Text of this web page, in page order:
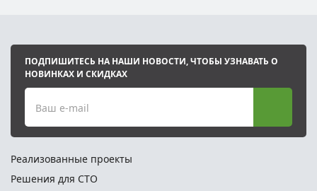
ПОДПИШИТЕСЬ НА НАШИ НОВОСТИ, ЧТОБЫ УЗНАВАТЬ О
НОВИНКАХ И СКИДКАХ
Ваш e-mail
Реализованные проекты
Решения для СТО